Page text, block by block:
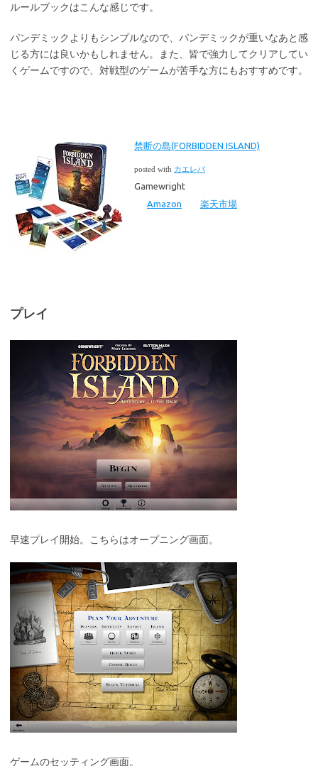
ルールブックはこんな感じです。
パンデミックよりもシンプルなので、パンデミックが重いなあと感
じる方には良いかもしれません。また、皆で強力してクリアしてい
くゲームですので、対戦型のゲームが苦手な方にもおすすめです。
禁断の島(FORBIDDEN ISLAND)
posted with カエレバ
Gamewright
Amazon
楽天市場
プレイ
早速プレイ開始。こちらはオープニング画面。
ゲームのセッティング画面。